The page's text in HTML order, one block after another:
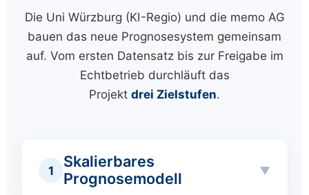
Die Uni Würzburg (KI-Regio) und die memo AG
bauen das neue Prognosesystem gemeinsam
auf. Vom ersten Datensatz bis zur Freigabe im
Echtbetrieb durchläuft das
Projekt drei Zielstufen.
1
Skalierbares
Prognosemodell